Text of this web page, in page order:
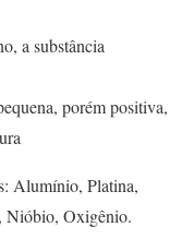
a substância
porém positiva,
Alumínio, Platina,
Nióbio, Oxigênio.